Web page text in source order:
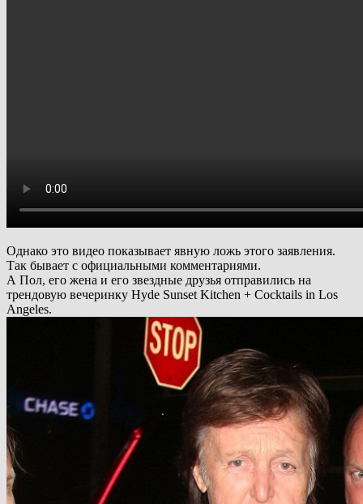
Однако это видео показывает явную ложь этого заявления.
Так бывает с официальными комментариями.
А Пол, его жена и его звездные друзья отправились на
трендовую вечеринку Hyde Sunset Kitchen + Cocktails in Los
Angeles.